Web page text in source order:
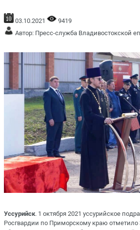
03.10.2021
9419
Автор: Пресс-служба Владивостокской
Уссурийск. 1 октября 2021 уссурийское
Росгвардии по Приморскому краю